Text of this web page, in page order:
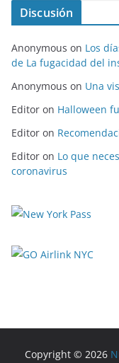
Discusión
Anonymous on Los
de La fugacidad del
Anonymous on Una
Editor on Halloween
Editor on
Editor on Lo que
coronavirus
Copyright © 2026